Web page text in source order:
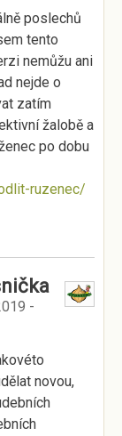
poslechů
tento
nemůžu ani
nejde o
zatím
žalobě a
po dobu
ruzenec/
-
novou,